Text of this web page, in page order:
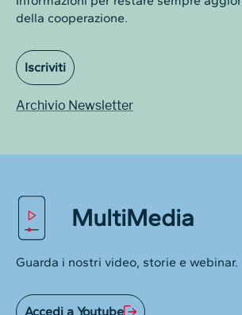
della cooperazione.
Iscriviti
Archivio Newsletter
MultiMedia
Guarda i nostri video, storie e webinar.
Accedi a Youtube